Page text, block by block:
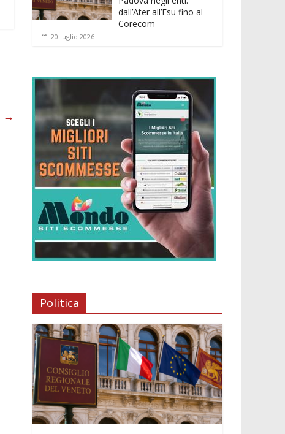
→
dall’Ater all’Esu fino al
Corecom
20 luglio 2026
Politica